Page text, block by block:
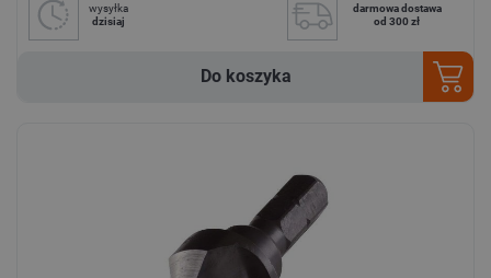
wysyłka
dzisiaj
darmowa dostawa
od 300 zł
Do koszyka